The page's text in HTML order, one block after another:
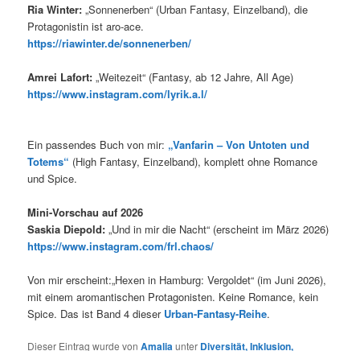
Ria Winter: „Sonnenerben“ (Urban Fantasy, Einzelband), die
Protagonistin ist aro-ace.
https://riawinter.de/sonnenerben/
Amrei Lafort: „Weitezeit“ (Fantasy, ab 12 Jahre, All Age)
https://www.instagram.com/lyrik.a.l/
Ein passendes Buch von mir: „Vanfarin – Von Untoten und
Totems“ (High Fantasy, Einzelband), komplett ohne Romance
und Spice.
Mini-Vorschau auf 2026
Saskia Diepold: „Und in mir die Nacht“ (erscheint im März 2026)
https://www.instagram.com/frl.chaos/
Von mir erscheint:„Hexen in Hamburg: Vergoldet“ (im Juni 2026),
mit einem aromantischen Protagonisten. Keine Romance, kein
Spice. Das ist Band 4 dieser Urban-Fantasy-Reihe.
Dieser Eintrag wurde vonAmaliaunter Diversität, Inklusion,